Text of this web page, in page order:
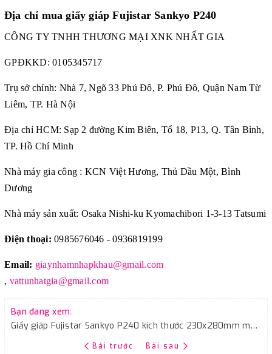
Địa chỉ muagiấy giáp Fujistar Sankyo P240
CÔNG TY TNHH THƯƠNG MẠI XNK NHẤT GIA
GPĐKKD: 0105345717
Trụ sở chính: Nhà 7, Ngõ 33 Phú Đô, P. Phú Đô, Quận Nam Từ
Liêm, TP. Hà Nội
Địa chỉ HCM: Sạp 2 đường Kim Biên, Tổ 18, P13, Q. Tân Bình,
TP. Hồ Chí Minh
Nhà máy gia công : KCN Việt Hương, Thủ Dầu Một, Bình
Dương
Nhà máy sản xuất: Osaka Nishi-ku Kyomachibori 1-3-13 Tatsumi
Điện thoại: 0985676046 - 0936819199
Email: giaynhamnhapkhau@gmail.com
, vattunhatgia@gmail.com
Bạn đang xem:
Giấy giáp Fujistar Sankyo P240 kích thước 230x280mm màu xám chịu nước
Bài trước Bài sau